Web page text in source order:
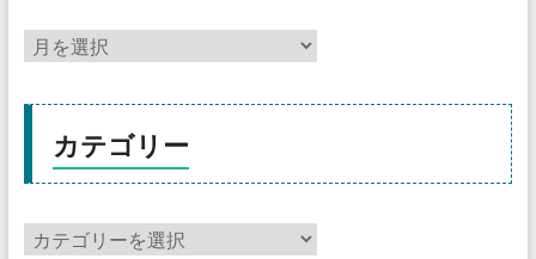
カテゴリー